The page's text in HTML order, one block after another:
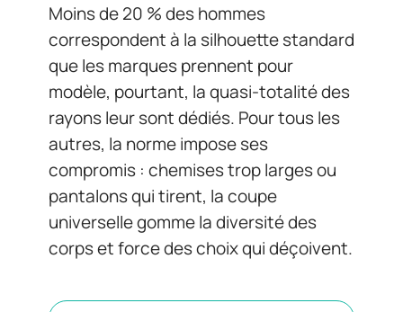
Moins de 20 % des hommes
correspondent à la silhouette standard
que les marques prennent pour
modèle, pourtant, la quasi-totalité des
rayons leur sont dédiés. Pour tous les
autres, la norme impose ses
compromis : chemises trop larges ou
pantalons qui tirent, la coupe
universelle gomme la diversité des
corps et force des choix qui déçoivent.